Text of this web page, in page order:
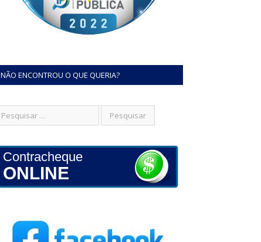
NÃO ENCONTROU O QUE QUERIA?
Contracheque
ONLINE